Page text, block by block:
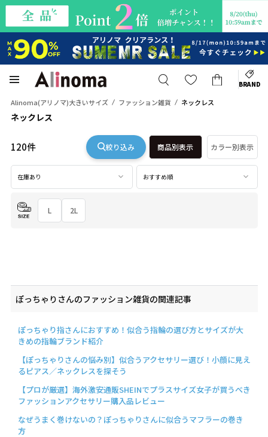
BRAND
Alinoma(アリノマ)大きいサイズ ファッション雑貨 ネックレス
ネックレス
120件 絞り込み 商品別表示 カラー別表示
在庫あり おすすめ順
L 2L
ぽっちゃりさんのファッション雑貨の関連記事
ぽっちゃり指さんにおすすめ！似合う指輪の選び方とサイズが大
きめの指輪ブランド紹介
【ぽっちゃりさんの悩み別】似合うアクセサリー選び！小顔に見え
るピアス／ネックレスを探そう
【プロが厳選】海外激安通販SHEINでプラスサイズ女子が買うべき
ファッションアクセサリー購入品レビュー
なぜうまく巻けないの？ぽっちゃりさんに似合うマフラーの巻き
方